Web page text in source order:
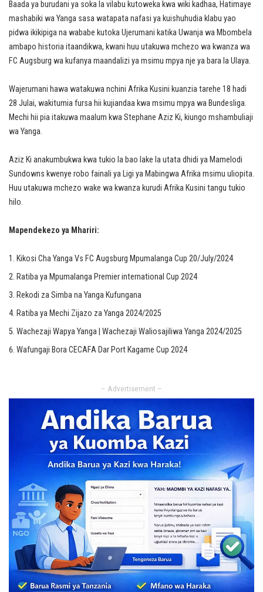
Baada ya burudani ya soka la vilabu kutoweka kwa wiki kadhaa, Hatimaye
mashabiki wa Yanga sasa watapata nafasi ya kuishuhudia klabu yao
pidwa ikikipiga na wababe kutoka Ujerumani katika Uwanja wa Mbombela
ambapo historia itaandikwa, kwani huu utakuwa mchezo wa kwanza wa
FC Augsburg wa kufanya maandalizi ya msimu mpya nje ya bara la Ulaya.
Wajerumani hawa watakuwa nchini Afrika Kusini kuanzia tarehe 18 hadi
28 Julai, wakitumia fursa hii kujiandaa kwa msimu mpya wa Bundesliga.
Mechi hii pia itakuwa maalum kwa Stephane Aziz Ki, kiungo mshambuliaji
wa Yanga.
Aziz Ki anakumbukwa kwa tukio la bao lake la utata dhidi ya Mamelodi
Sundowns kwenye robo fainali ya Ligi ya Mabingwa Afrika msimu uliopita.
Huu utakuwa mchezo wake wa kwanza kurudi Afrika Kusini tangu tukio
hilo.
Mapendekezo ya Mhariri:
Kikosi Cha Yanga Vs FC Augsburg Mpumalanga Cup 20/July/2024
Ratiba ya Mpumalanga Premier international Cup 2024
Rekodi za Simba na Yanga Kufungana
Ratiba ya Mechi Zijazo za Yanga 2024/2025
Wachezaji Wapya Yanga | Wachezaji Waliosajiliwa Yanga 2024/2025
Wafungaji Bora CECAFA Dar Port Kagame Cup 2024
– Advertisement –